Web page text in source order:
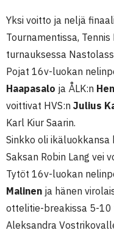
Yksi voitto ja neljä
Tournamentissa,
turnauksessa
Pojat 16v-luokan
Haapasalo ja ÅLK:n
voittivat HVS:n Julius
Karl Kiur Saarin.
Sinkko oli
Saksan Robin Lang vei
Tytöt 16v-luokan
Malinen ja hänen
ottelitie-breakissa 5-10
Aleksandra